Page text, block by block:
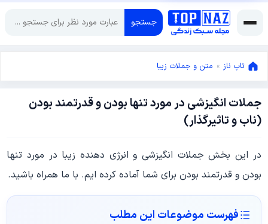
جستجو
تاپ ناز » متن و جملات زیبا
جملات انگیزشی در مورد تنها بودن و قدرتمند بودن
(ناب و تاثیرگذار)
جولای
در این بخش جملات انگیزشی و انرژی دهنده زیبا در مورد تنها
بودن و قدرتمند بودن برای شما آماده کرده ایم. با ما همراه باشید.
فهرست موضوعات این مطلب